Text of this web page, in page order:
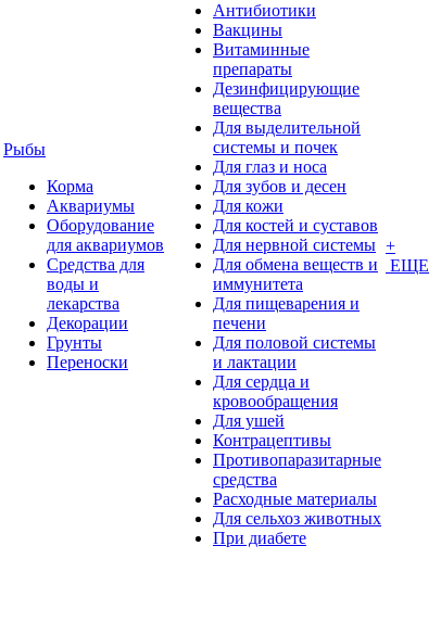
Рыбы
Корма
Аквариумы
Оборудование
для аквариумов
Средства для
воды и
лекарства
Декорации
Грунты
Переноски
Антибиотики
Вакцины
Витаминные
препараты
Дезинфицирующие
вещества
Для выделительной
системы и почек
Для глаз и носа
Для зубов и десен
Для кожи
Для костей и суставов
Для нервной системы
Для обмена веществ и
иммунитета
Для пищеварения и
печени
Для половой системы
и лактации
Для сердца и
кровообращения
Для ушей
Контрацептивы
Противопаразитарные
средства
Расходные материалы
Для сельхоз животных
При диабете
+
ЕЩЕ